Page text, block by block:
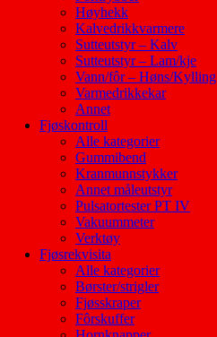
Høyhekk
Kalvedrikkvarmere
Sutteutstyr – Kalv
Sutteutstyr – Lam/kje
Vann/fôr – Høns/Kylling
Varmedrikkekar
Annet
Fjøskontroll
Alle kategorier
Gummibend
Kranmunnstykker
Annet måleutstyr
Pulsatortester PT IV
Vakuummeter
Verktøy
Fjøsrekvisita
Alle kategorier
Børster/strigler
Fjøsskraper
Fôrskuffer